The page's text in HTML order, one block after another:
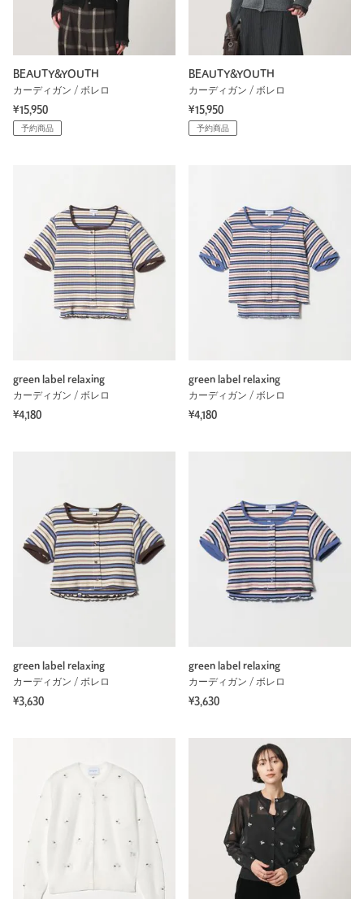
BEAUTY&YOUTH
カーディガン / ボレロ
¥15,950
予約商品
BEAUTY&YOUTH
カーディガン / ボレロ
¥15,950
予約商品
green label relaxing
カーディガン / ボレロ
¥4,180
green label relaxing
カーディガン / ボレロ
¥4,180
green label relaxing
カーディガン / ボレロ
¥3,630
green label relaxing
カーディガン / ボレロ
¥3,630